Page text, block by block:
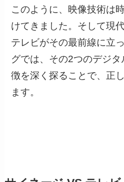
このように、映像技術は
けてきました。そして現
テレビがその最前線に立
グでは、その2つのデジ
徴を深く探ることで、正
ます。